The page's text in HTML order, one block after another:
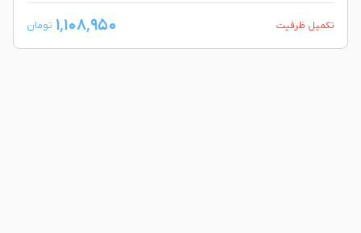
تکمیل ظرفیت ۱٬۱۰۸٬۹۵۰ تومان